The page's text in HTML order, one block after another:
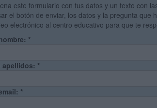
este formulario con tus datos y un texto con
el botón de enviar, los datos y la pregunta que
electrónico al centro educativo para que te
*
apellidos: *
*